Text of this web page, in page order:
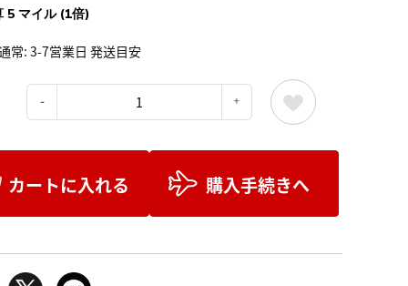
5 マイル (1倍)
常: 3-7営業日 発送目安
カートに入れる 購入手続きへ